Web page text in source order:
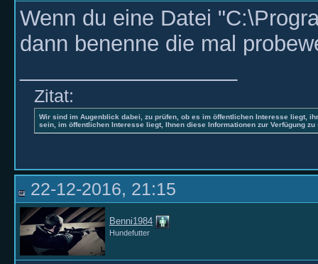
Wenn du eine Datei
dann benenne die mal
Zitat:
Wir sind im Augenblick dabei, zu prüfen, ob es im öffentlichen Interesse liegt,
sein, im öffentlichen Interesse liegt, Ihnen diese Informationen zur Verfügung zu
22-12-2016, 21:15
Benni1984
Hundefutter